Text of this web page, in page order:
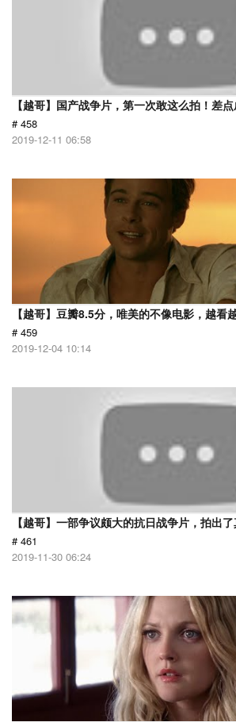
【越哥】国产战争片，第一次敢这么拍！差
# 458
2019-12-11 06:58
【越哥】豆瓣8.5分，唯美的不像电影，越看
# 459
2019-12-04 10:14
【越哥】一部争议颇大的抗日战争片，拍出
# 461
2019-11-30 06:24